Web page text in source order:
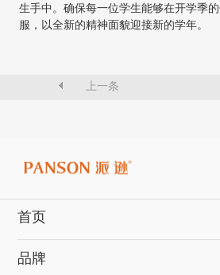
生手中。确保每一位学生能够在开学季
服，以全新的精神面貌迎接新的学年。
上一条
首页
品牌